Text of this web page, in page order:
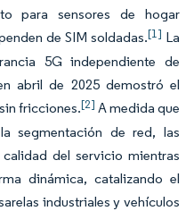
para sensores de hogar
de SIM soldadas.[1] La
5G independiente de
abril de 2025 demostró el
fricciones.[2] A medida que
segmentación de red, las
del servicio mientras
dinámica, catalizando el
industriales y vehículos